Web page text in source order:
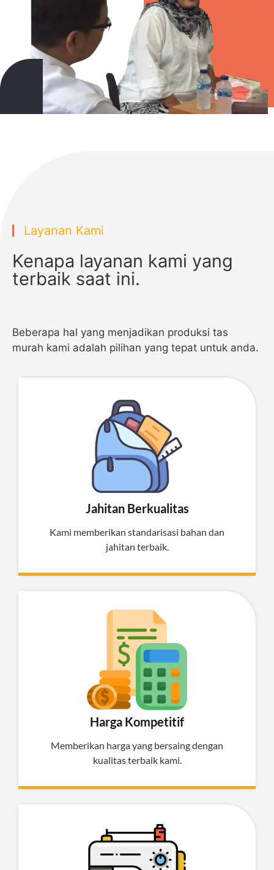
Layanan Kami
Kenapa layanan kami yang
terbaik saat ini.
Beberapa hal yang menjadikan produksi tas
murah kami adalah pilihan yang tepat untuk anda.
Jahitan Berkualitas
Kami memberikan standarisasi bahan dan
jahitan terbaik.
Harga Kompetitif
Memberikan harga yang bersaing dengan
kualitas terbaik kami.